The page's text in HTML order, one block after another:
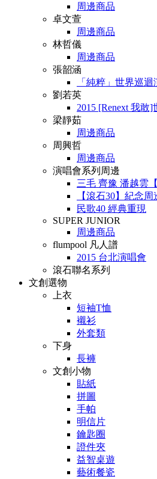
周邊商品
卓文萱
周邊商品
林哲儀
周邊商品
張韶涵
「純粹」世界巡迴
劉若英
2015 [Renext 我敢
梁靜茹
周邊商品
周興哲
周邊商品
演唱會系列周邊
三毛 齊豫 潘越雲
【滾石30】紀念周
民歌40 經典重現
SUPER JUNIOR
周邊商品
flumpool 凡人譜
2015 台北演唱會
滾石聯名系列
文創選物
上衣
短袖T恤
襯衫
外套類
下身
長褲
文創小物
貼紙
拼圖
手帕
明信片
鑰匙圈
證件夾
益智桌遊
藝術餐瓷